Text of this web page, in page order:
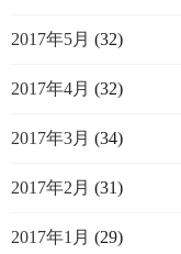
2017年5月 (32)
2017年4月 (32)
2017年3月 (34)
2017年2月 (31)
2017年1月 (29)